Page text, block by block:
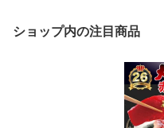
ショップ内の注目商品